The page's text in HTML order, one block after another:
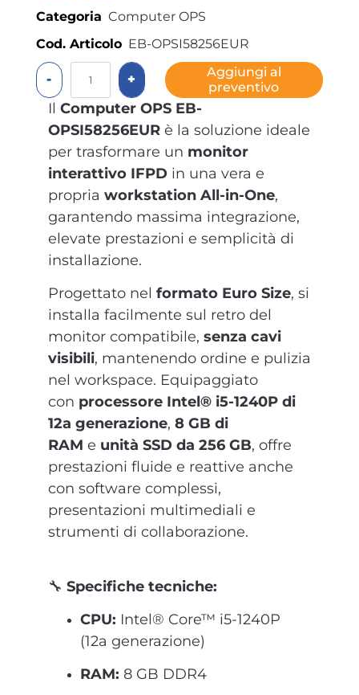
Categoria Computer OPS
Cod. Articolo EB-OPSI58256EUR
Quantità
Aggiungi al
preventivo
Il Computer OPS EB-
OPSI58256EUR è la soluzione ideale
per trasformare un monitor
interattivo IFPD in una vera e
propria workstation All-in-One,
garantendo massima integrazione,
elevate prestazioni e semplicità di
installazione.
Progettato nel formato Euro Size, si
installa facilmente sul retro del
monitor compatibile, senza cavi
visibili, mantenendo ordine e pulizia
nel workspace. Equipaggiato
con processore Intel® i5-1240P di
12a generazione, 8 GB di
RAM e unità SSD da 256 GB, offre
prestazioni fluide e reattive anche
con software complessi,
presentazioni multimediali e
strumenti di collaborazione.
🔧 Specifiche tecniche:
CPU: Intel® Core™ i5-1240P
(12a generazione)
RAM: 8 GB DDR4